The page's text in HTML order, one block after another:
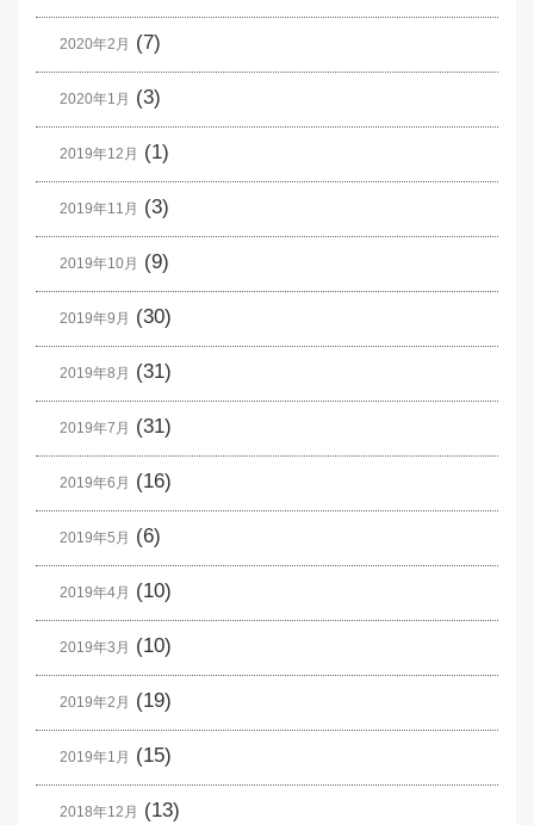
2020年2月 (7)
2020年1月 (3)
2019年12月 (1)
2019年11月 (3)
2019年10月 (9)
2019年9月 (30)
2019年8月 (31)
2019年7月 (31)
2019年6月 (16)
2019年5月 (6)
2019年4月 (10)
2019年3月 (10)
2019年2月 (19)
2019年1月 (15)
2018年12月 (13)